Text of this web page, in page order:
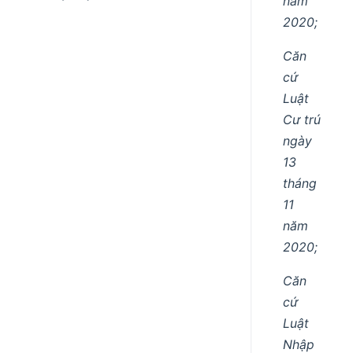
2020;
Căn
cứ
Luật
Cư trú
ngày
13
tháng
11
năm
2020;
Căn
cứ
Luật
Nhập